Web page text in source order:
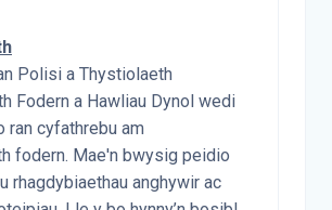
Polisi a Thystiolaeth
Fodern a Hawliau Dynol wedi
ran cyfathrebu am
fodern. Mae'n bwysig peidio
rhagdybiaethau anghywir ac